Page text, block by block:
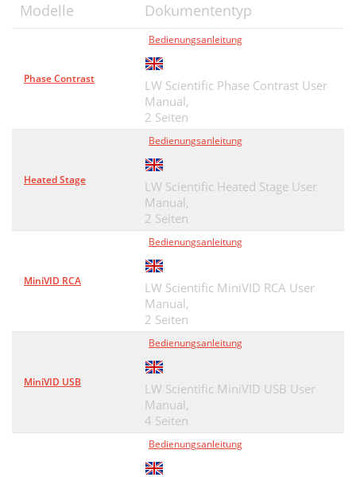
Modelle Dokumententyp
Phase Contrast
Bedienungsanleitung
LW Scientific Phase Contrast User
Manual,
2 Seiten
Heated Stage
Bedienungsanleitung
LW Scientific Heated Stage User
Manual,
2 Seiten
MiniVID RCA
Bedienungsanleitung
LW Scientific MiniVID RCA User
Manual,
2 Seiten
MiniVID USB
Bedienungsanleitung
LW Scientific MiniVID USB User
Manual,
4 Seiten
Bedienungsanleitung